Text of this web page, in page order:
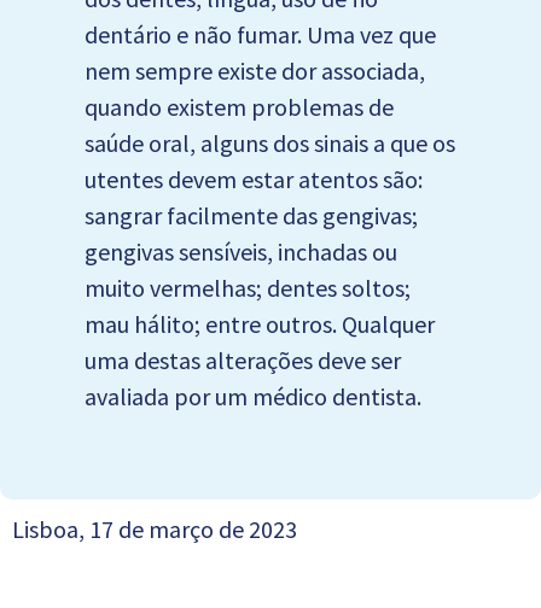
dentário e não fumar. Uma vez que
nem sempre existe dor associada,
quando existem problemas de
saúde oral, alguns dos sinais a que os
utentes devem estar atentos são:
sangrar facilmente das gengivas;
gengivas sensíveis, inchadas ou
muito vermelhas; dentes soltos;
mau hálito; entre outros. Qualquer
uma destas alterações deve ser
avaliada por um médico dentista.
Lisboa, 17 de março de 2023